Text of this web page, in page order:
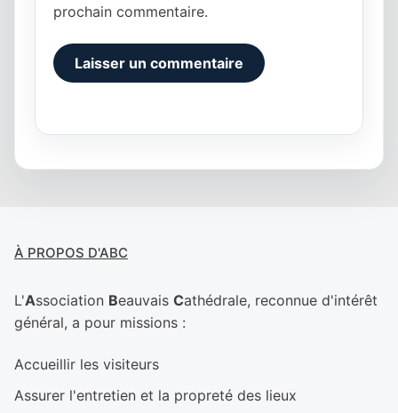
prochain commentaire.
À PROPOS D'ABC
L'Association Beauvais Cathédrale, reconnue d'intérêt
général, a pour missions :
Accueillir les visiteurs
Assurer l'entretien et la propreté des lieux